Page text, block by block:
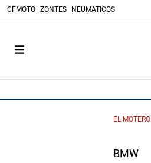
CFMOTO ZONTES NEUMATICOS
EL MOTERO
BMW